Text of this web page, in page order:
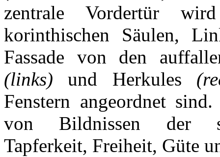
zentrale Vordertür
korinthischen Säulen,
Fassade von den
(links) und Herkules
Fenstern angeordnet
von Bildnissen der
Tapferkeit, Freiheit, Güte